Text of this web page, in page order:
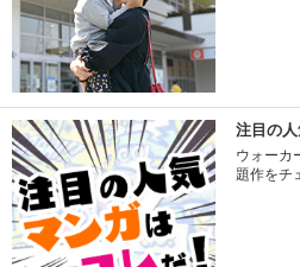
注目の人
ウォーカ
題作をチ